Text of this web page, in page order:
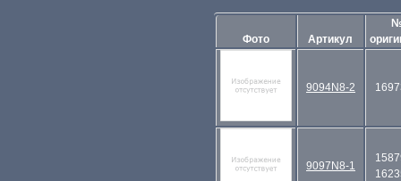
Фото Артикул
9094N8-2
9097N8-1